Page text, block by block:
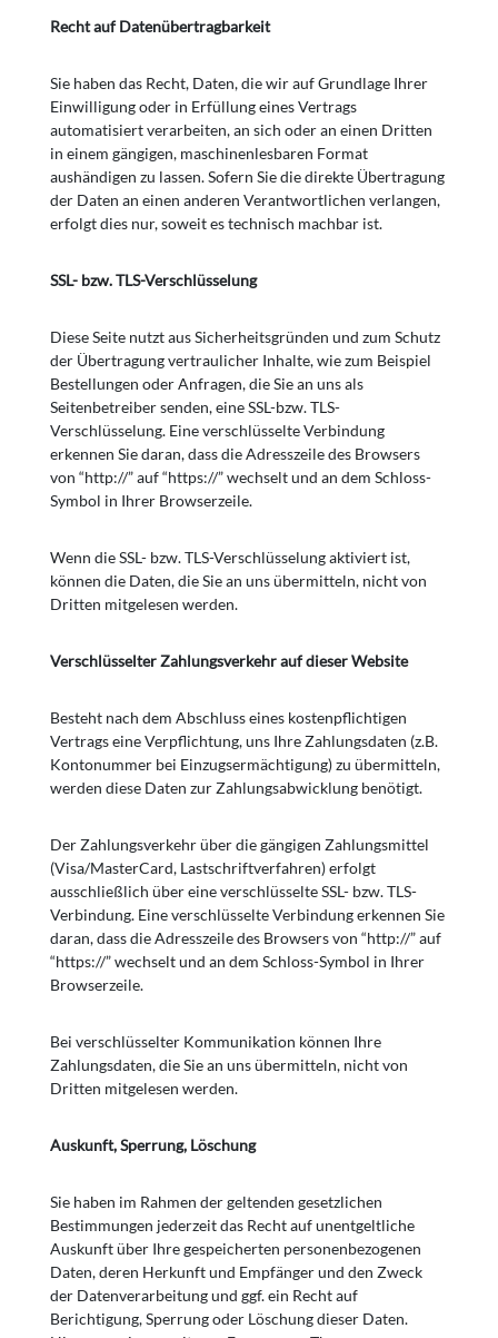
Recht auf Datenübertragbarkeit
Sie haben das Recht, Daten, die wir auf Grundlage Ihrer
Einwilligung oder in Erfüllung eines Vertrags
automatisiert verarbeiten, an sich oder an einen Dritten
in einem gängigen, maschinenlesbaren Format
aushändigen zu lassen. Sofern Sie die direkte Übertragung
der Daten an einen anderen Verantwortlichen verlangen,
erfolgt dies nur, soweit es technisch machbar ist.
SSL- bzw. TLS-Verschlüsselung
Diese Seite nutzt aus Sicherheitsgründen und zum Schutz
der Übertragung vertraulicher Inhalte, wie zum Beispiel
Bestellungen oder Anfragen, die Sie an uns als
Seitenbetreiber senden, eine SSL-bzw. TLS-
Verschlüsselung. Eine verschlüsselte Verbindung
erkennen Sie daran, dass die Adresszeile des Browsers
von “http://” auf “https://” wechselt und an dem Schloss-
Symbol in Ihrer Browserzeile.
Wenn die SSL- bzw. TLS-Verschlüsselung aktiviert ist,
können die Daten, die Sie an uns übermitteln, nicht von
Dritten mitgelesen werden.
Verschlüsselter Zahlungsverkehr auf dieser Website
Besteht nach dem Abschluss eines kostenpflichtigen
Vertrags eine Verpflichtung, uns Ihre Zahlungsdaten (z.B.
Kontonummer bei Einzugsermächtigung) zu übermitteln,
werden diese Daten zur Zahlungsabwicklung benötigt.
Der Zahlungsverkehr über die gängigen Zahlungsmittel
(Visa/MasterCard, Lastschriftverfahren) erfolgt
ausschließlich über eine verschlüsselte SSL- bzw. TLS-
Verbindung. Eine verschlüsselte Verbindung erkennen Sie
daran, dass die Adresszeile des Browsers von “http://” auf
“https://” wechselt und an dem Schloss-Symbol in Ihrer
Browserzeile.
Bei verschlüsselter Kommunikation können Ihre
Zahlungsdaten, die Sie an uns übermitteln, nicht von
Dritten mitgelesen werden.
Auskunft, Sperrung, Löschung
Sie haben im Rahmen der geltenden gesetzlichen
Bestimmungen jederzeit das Recht auf unentgeltliche
Auskunft über Ihre gespeicherten personenbezogenen
Daten, deren Herkunft und Empfänger und den Zweck
der Datenverarbeitung und ggf. ein Recht auf
Berichtigung, Sperrung oder Löschung dieser Daten.